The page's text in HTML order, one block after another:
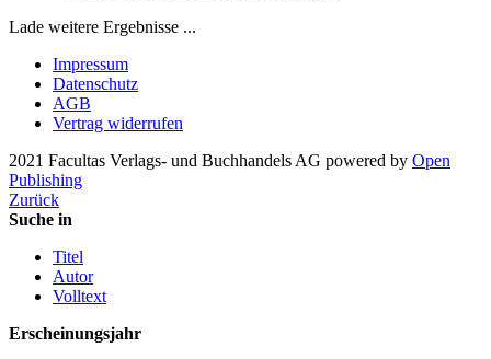
Lade weitere Ergebnisse ...
Impressum
Datenschutz
AGB
Vertrag widerrufen
2021 Facultas Verlags- und Buchhandels AG powered by Open
Publishing
Zurück
Suche in
Titel
Autor
Volltext
Erscheinungsjahr